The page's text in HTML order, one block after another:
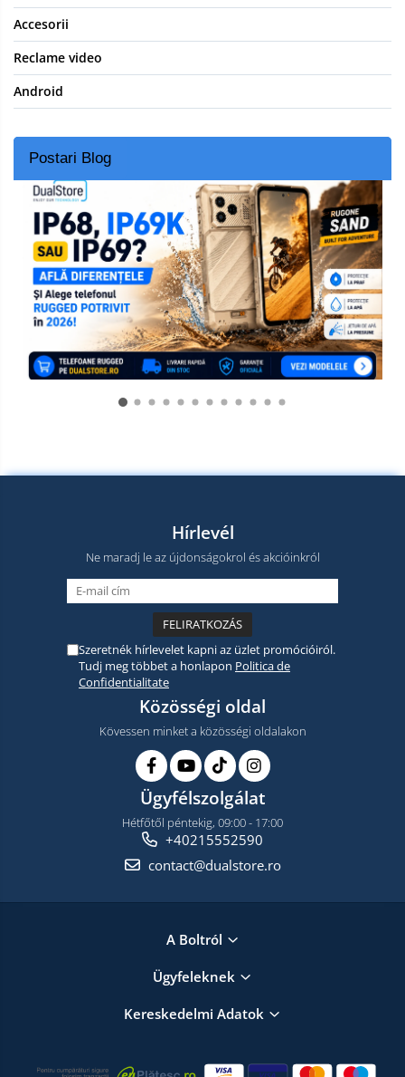
Accesorii
Reclame video
Android
Postari Blog
Hírlevél
Ne maradj le az újdonságokrol és akcióinkról
Szeretnék hírlevelet kapni az üzlet promócióiról.
Tudj meg többet a honlapon Politica de
Confidentialitate
Közösségi oldal
Kövessen minket a közösségi oldalakon
Ügyfélszolgálat
Hétfőtől péntekig, 09:00 - 17:00
+40215552590
contact@dualstore.ro
A Boltról
Ügyfeleknek
Kereskedelmi Adatok